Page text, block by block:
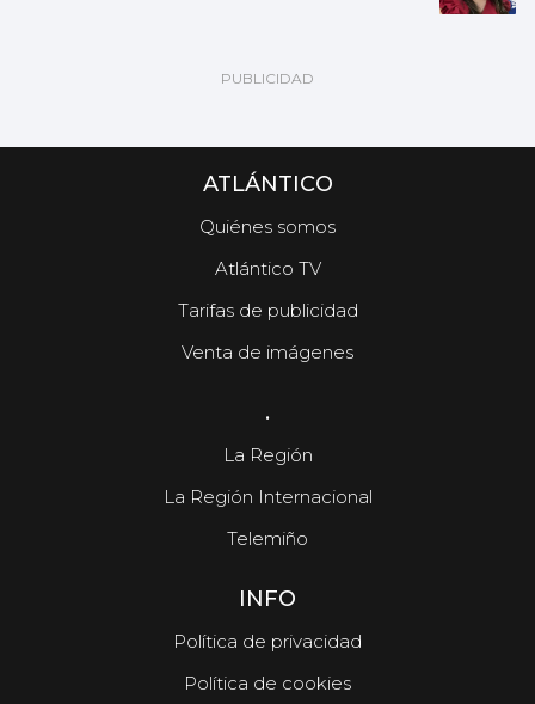
ATLÁNTICO
Quiénes somos
Atlántico TV
Tarifas de publicidad
Venta de imágenes
.
La Región
La Región Internacional
Telemiño
INFO
Política de privacidad
Política de cookies